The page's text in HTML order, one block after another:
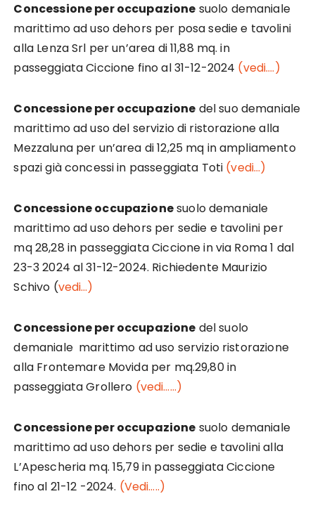
Concessione per occupazione suolo demaniale
marittimo ad uso dehors per posa sedie e tavolini
alla Lenza Srl per un’area di 11,88 mq. in
passeggiata Ciccione fino al 31-12-2024 (vedi….)
Concessione per occupazione del suo demaniale
marittimo ad uso del servizio di ristorazione alla
Mezzaluna per un’area di 12,25 mq in ampliamento
spazi già concessi in passeggiata Toti (vedi…)
Concessione occupazionesuolo demaniale
marittimo ad uso dehors per sedie e tavolini per
mq 28,28 in passeggiata Ciccione in via Roma 1 dal
23-3 2024 al 31-12-2024. Richiedente Maurizio
Schivo (vedi…)
Concessione per occupazione del suolo
demaniale marittimo ad uso servizio ristorazione
alla Frontemare Movida per mq.29,80 in
passeggiata Grollero (vedi……)
Concessione per occupazione suolo demaniale
marittimo ad uso dehors per sedie e tavolini alla
L’Apescheria mq. 15,79 in passeggiata Ciccione
fino al 21-12 -2024. (Vedi…..)